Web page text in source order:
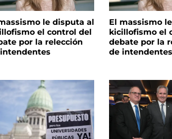
le disputa al
el control del
por la relección
El massismo
kicillofismo el
debate por la
de intendentes